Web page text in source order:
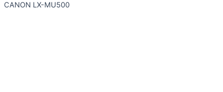
CANON LX-MU500